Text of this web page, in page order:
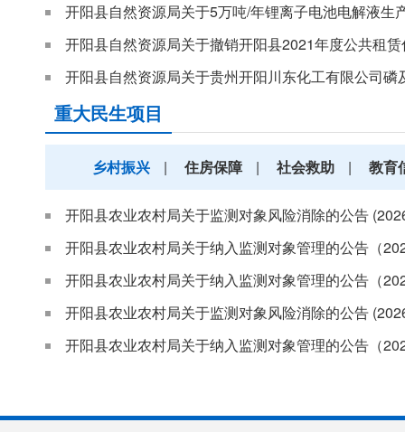
开阳县自然资源局关于5万吨/年锂离子电池电解液生
重大民生项目
乡村振兴 | 住房保障 | 社会救助 | 教育
开阳县农业农村局关于监测对象风险消除的公告
开阳县农业农村局关于纳入监测对象管理的公告（
开阳县农业农村局关于纳入监测对象管理的公告（
开阳县农业农村局关于监测对象风险消除的公告
开阳县农业农村局关于纳入监测对象管理的公告（